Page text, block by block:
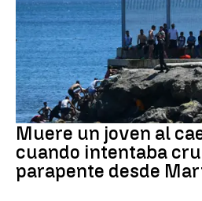
Ceuta
Muere un joven al
cuando intentaba
parapente desde